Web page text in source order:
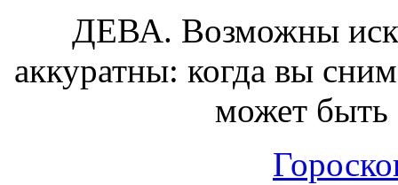
ДЕВА. Возможны
аккуратны: когда вы
может быть